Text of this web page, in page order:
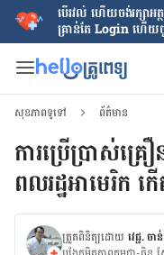
បើរវល់ ហើយចង់​រក្សាអ
គ្រាន់តែ​ Login ហើយ
សុខភាពទូទៅ ព័ត៌មាន
ការប្រើ​ប្រាស់​គ្
ពលរដ្ឋ​អាមេរិក ក
ត្រួតពិនិត្យដោយ វេជ្ជ.